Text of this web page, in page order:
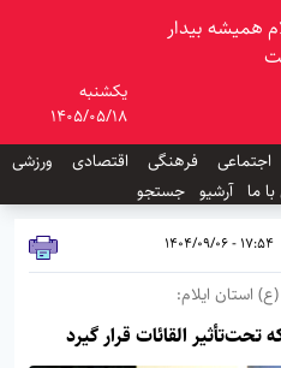
همیشه بیدار
یکشنبه
1405/05/18
اجتماعی فرهنگی اقتصادی
ورزشی
ما آرشیو جستجو
17:54 - 1404/09/06
استان ایلام:
تحت‌تأثیر القائات قرار گیرد